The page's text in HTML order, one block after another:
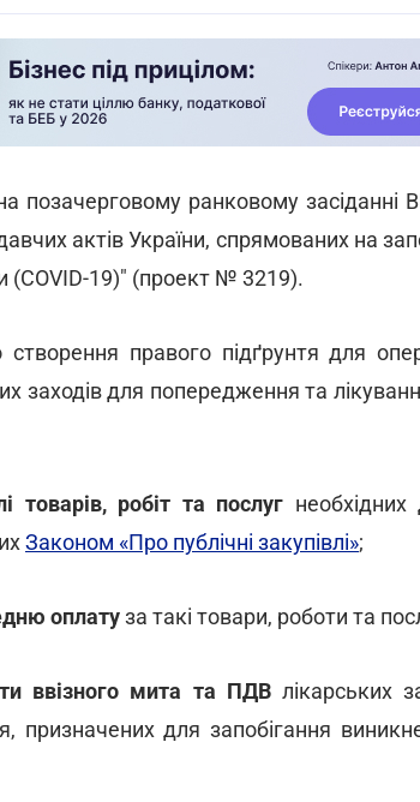
позачерговому ранковому
актів України, спрямованих на
(COVID-19)" (проект № 3219).
правого підґрунтя для
заходів для попередження та
товарів, робіт та послуг
Законом «Про публічні закупівлі»;
оплатуза такі товари, роботи та
ввізного мита та ПДВлікарських
призначених для запобігання